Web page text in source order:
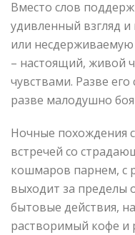
Вместо слов
удивленный взгляд
или
– настоящий, живой
чувствами. Разве
разве малодушно
Ночные похождения
встречей со
кошмаров парнем, с
выходит за пределы
бытовые действия,
растворимый кофе и